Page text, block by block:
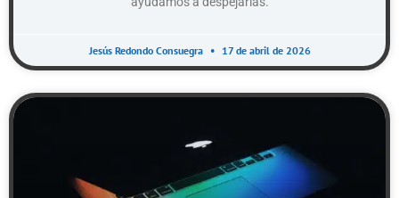
Jesús Redondo Consuegra 17 de abril de 2026